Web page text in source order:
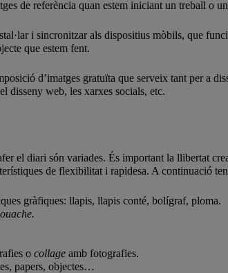
de referència quan estem iniciant un treball o
i sincronitzar als dispositius mòbils, que
que estem fent.
d’imatges gratuïta que serveix tant per a
disseny web, les xarxes socials, etc.
el diari són variades. És important la llibertat
de flexibilitat i rapidesa. A continuació
gràfiques: llapis, llapis conté, bolígraf, ploma.
o collage amb fotografies.
papers, objectes…